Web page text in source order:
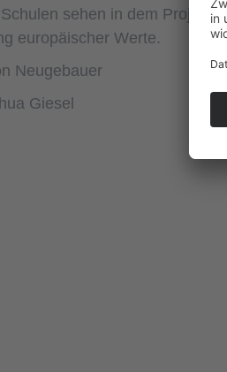
sehen in dem Projekt
europäischer Werte.
Neugebauer
Giesel